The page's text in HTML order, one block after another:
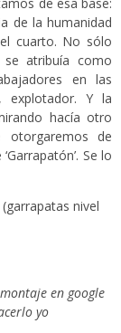
de la humanidad
cuarto. No sólo
atribuía como
en las
explotador. Y la
hacía otro
de
Se lo
(garrapatas nivel
en google
yo